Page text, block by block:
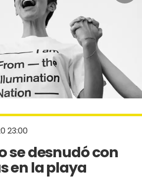
23:00
se desnudó con
en la playa